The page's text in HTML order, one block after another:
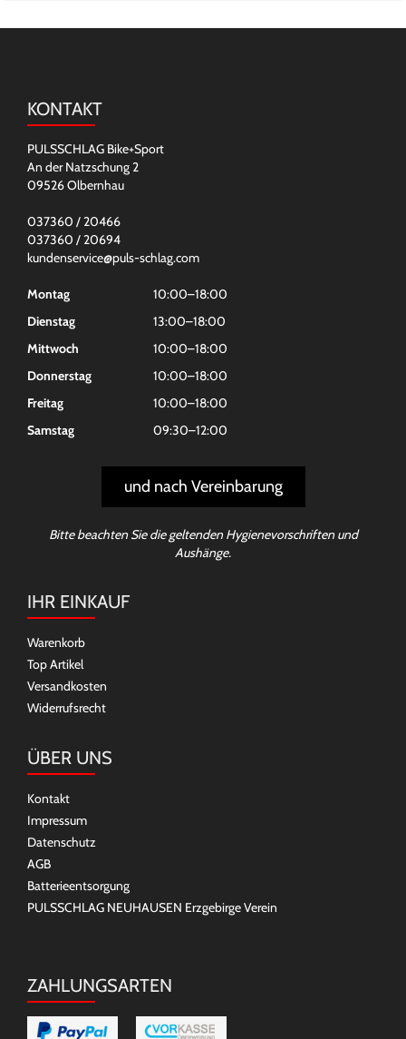
KONTAKT
PULSSCHLAG Bike+Sport
An der Natzschung 2
09526 Olbernhau
037360 / 20466
037360 / 20694
kundenservice@puls-schlag.com
Montag
10:00–18:00
Dienstag
13:00–18:00
Mittwoch
10:00–18:00
Donnerstag
10:00–18:00
Freitag
10:00–18:00
Samstag
09:30–12:00
und nach Vereinbarung
Bitte beachten Sie die geltenden Hygienevorschriften und
Aushänge.
IHR EINKAUF
Warenkorb
Top Artikel
Versandkosten
Widerrufsrecht
ÜBER UNS
Kontakt
Impressum
Datenschutz
AGB
Batterieentsorgung
PULSSCHLAG NEUHAUSEN Erzgebirge Verein
ZAHLUNGSARTEN